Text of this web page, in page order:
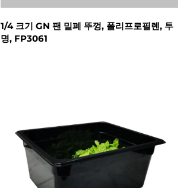
1/4 크기 GN 팬 밀폐 뚜껑, 폴리프로필렌, 투
명, FP3061